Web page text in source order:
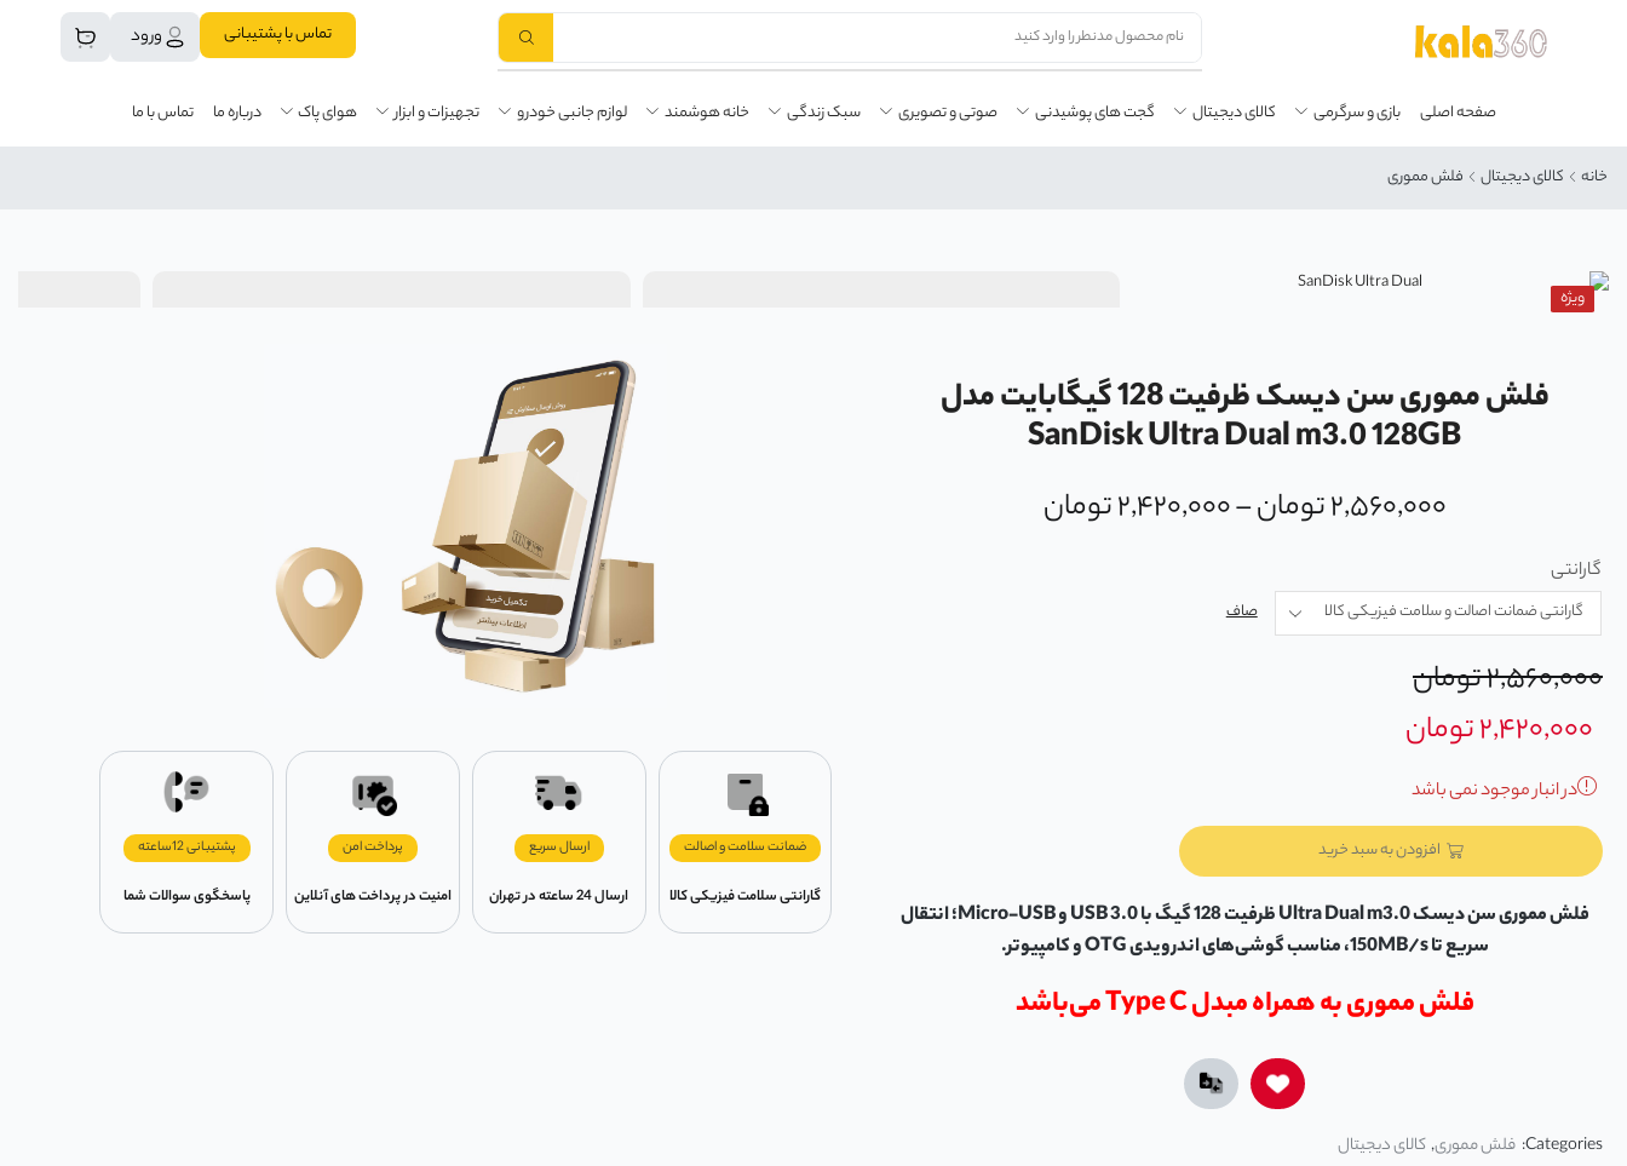
ورود تماس با پشتیبانی
صفحه اصلی بازی و سرگرمی کالای دیجیتال گجت های پوشیدنی صوتی و تصویری سبک زندگی خانه هوشمند لوازم جانبی خودرو تجهیزات و ابزار هوای پاک درباره ما تماس با ما
خانه کالای دیجیتال فلش مموری
ویژه
فلش مموری سن دیسک ظرفیت 128 گیگابایت مدل
SanDisk Ultra Dual m3.0 128GB
۲,۵۶۰,۰۰۰تومان–۲,۴۲۰,۰۰۰تومان
گارانتی
صاف
۲,۵۶۰,۰۰۰تومان
۲,۴۲۰,۰۰۰تومان
در انبار موجود نمی باشد
افزودن به سبد خرید
فلش مموری سن دیسک Ultra Dual m3.0 ظرفیت 128 گیگ با USB 3.0 و Micro-USB؛ انتقال
سریع تا 150MB/s، مناسب گوشی‌های اندرویدی OTG و کامپیوتر.
فلش مموری به همراه مبدل Type C می‌باشد
Categories: فلش مموری, کالای دیجیتال
ضمانت سلامت و اصالت
گارانتی سلامت فیزیکی کالا
ارسال سریع
ارسال 24 ساعته در تهران
پرداخت امن
امنیت در پرداخت های آنلاین
پشتیبانی 12ساعته
پاسخگوی سوالات شما